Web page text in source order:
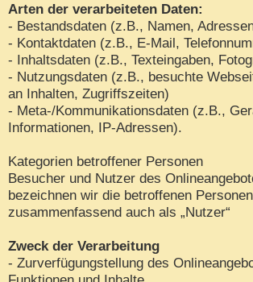
Arten der verarbeiteten Daten:
- Bestandsdaten (z.B., Namen,
- Kontaktdaten (z.B., E-Mail,
- Inhaltsdaten (z.B., Texteingaben,
- Nutzungsdaten (z.B., besuchte
an Inhalten, Zugriffszeiten)
- Meta-/Kommunikationsdaten (z.B.,
Informationen, IP-Adressen).
Kategorien betroffener Personen
Besucher und Nutzer des
bezeichnen wir die betroffenen Personen
zusammenfassend auch als „Nutzer“
Zweck der Verarbeitung
- Zurverfügungstellung des